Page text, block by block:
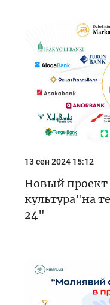
13 сен 2024 15:12
Новый
культура"на
24"